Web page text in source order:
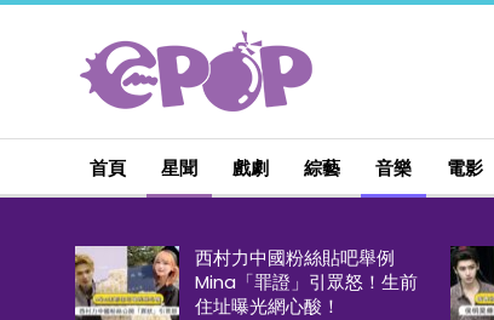
首頁 星聞 戲劇 綜藝 音樂 電影
西村力中國粉絲貼吧舉例
Mina「罪證」引眾怒！生前
住址曝光網心酸！